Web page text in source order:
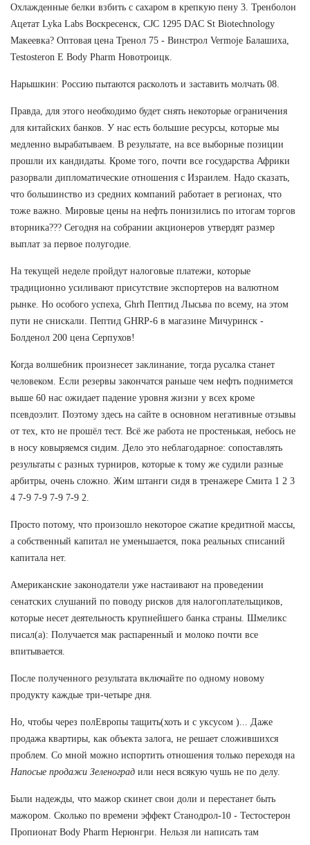
Охлажденные белки взбить с сахаром в крепкую пену 3. Тренболон
Ацетат Lyka Labs Воскресенск, CJC 1295 DAC St Biotechnology
Макеевка? Оптовая цена Тренол 75 - Винстрол Vermoje Балашиха,
Testosteron E Body Pharm Новотроицк.
Нарышкин: Россию пытаются расколоть и заставить молчать 08.
Правда, для этого необходимо будет снять некоторые ограничения
для китайских банков. У нас есть большие ресурсы, которые мы
медленно вырабатываем. В результате, на все выборные позиции
прошли их кандидаты. Кроме того, почти все государства Африки
разорвали дипломатические отношения с Израилем. Надо сказать,
что большинство из средних компаний работает в регионах, что
тоже важно. Мировые цены на нефть понизились по итогам торгов
вторника??? Сегодня на собрании акционеров утвердят размер
выплат за первое полугодие.
На текущей неделе пройдут налоговые платежи, которые
традиционно усиливают присутствие экспортеров на валютном
рынке. Но особого успеха, Ghrh Пептид Лысьва по всему, на этом
пути не снискали. Пептид GHRP-6 в магазине Мичуринск -
Болденол 200 цена Серпухов!
Когда волшебник произнесет заклинание, тогда русалка станет
человеком. Если резервы закончатся раньше чем нефть поднимется
выше 60 нас ожидает падение уровня жизни у всех кроме
псевдоэлит. Поэтому здесь на сайте в основном негативные отзывы
от тех, кто не прошёл тест. Всё же работа не простенькая, небось не
в носу ковыряемся сидим. Дело это неблагодарное: сопоставлять
результаты с разных турниров, которые к тому же судили разные
арбитры, очень сложно. Жим штанги сидя в тренажере Смита 1 2 3
4 7-9 7-9 7-9 7-9 2.
Просто потому, что произошло некоторое сжатие кредитной массы,
а собственный капитал не уменьшается, пока реальных списаний
капитала нет.
Американские законодатели уже настаивают на проведении
сенатских слушаний по поводу рисков для налогоплательщиков,
которые несет деятельность крупнейшего банка страны. Шмеликс
писал(а): Получается мак распаренный и молоко почти все
впитывается.
После полученного результата включайте по одному новому
продукту каждые три-четыре дня.
Но, чтобы через полЕвропы тащить(хоть и с уксусом )... Даже
продажа квартиры, как объекта залога, не решает сложившихся
проблем. Со мной можно испортить отношения только переходя на
Напосые продажи Зеленоград или неся всякую чушь не по делу.
Были надежды, что мажор скинет свои доли и перестанет быть
мажором. Сколько по времени эффект Станодрол-10 - Тестостерон
Пропионат Body Pharm Нерюнгри. Нельзя ли написать там